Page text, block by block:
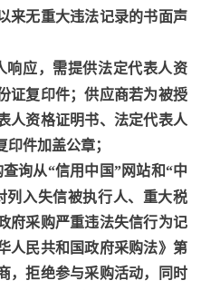
来无重大违法记录的书面声
响应，需提供法定代表人资
证复印件；供应商若为被授
人资格证明书、法定代表人
件加盖公章；
询从“信用中国”网站和“中
列入失信被执行人、重大税
府采购严重违法失信行为记
人民共和国政府采购法》第
，拒绝参与采购活动，同时